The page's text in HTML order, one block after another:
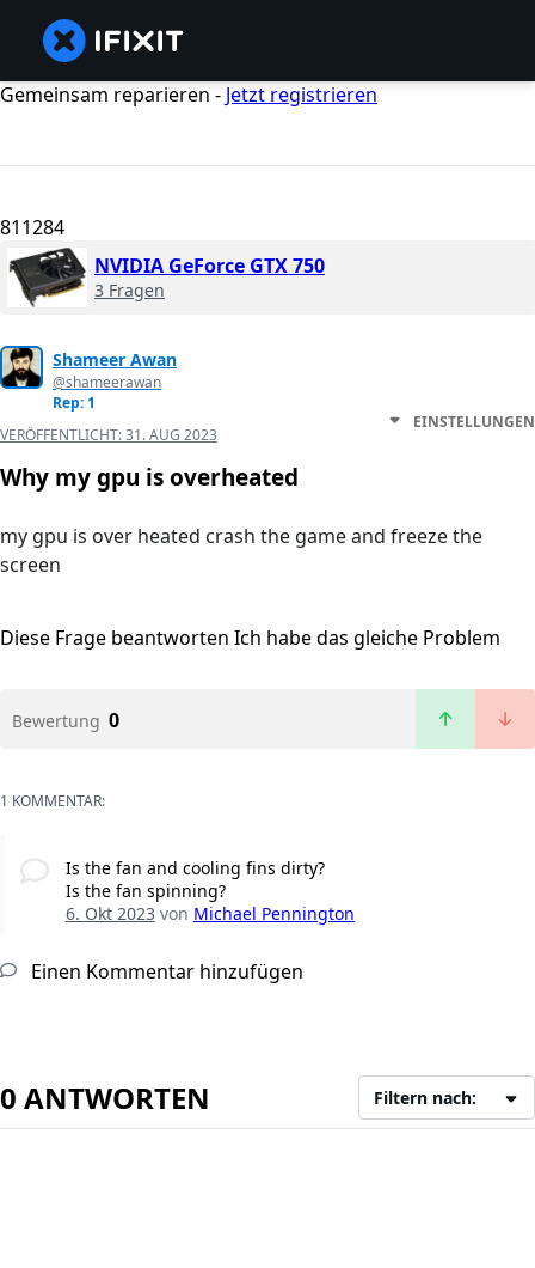
Gemeinsam reparieren - Jetzt registrieren
811284
NVIDIA GeForce GTX 750
3 Fragen
Shameer Awan
@shameerawan
Rep: 1
VERÖFFENTLICHT:31. AUG 2023
EINSTELLUNGEN
Why my gpu is overheated
my gpu is over heated crash the game and freeze the
screen
Diese Frage beantworten Ich habe das gleiche Problem
Bewertung 0
1 KOMMENTAR:
Is the fan and cooling fins dirty?
Is the fan spinning?
6. Okt 2023von Michael Pennington
Einen Kommentar hinzufügen
0 ANTWORTEN Filtern nach: